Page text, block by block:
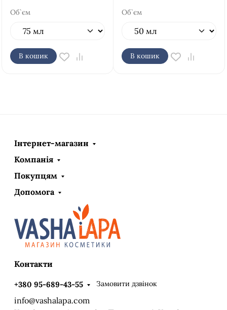
Об`єм
В кошик
Об`єм
В кошик
Інтернет-магазин
Компанія
Покупцям
Допомога
Контакти
+380 95-689-43-55 Замовити дзвінок
info@vashalapa.com